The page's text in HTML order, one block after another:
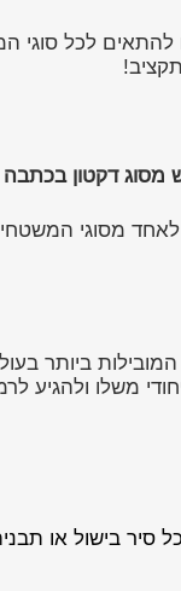
להתאים לכל
מסוג דקטון
ומאז ועד היום הוא
המובילות
משלו ולהגיע
סיר בישול או